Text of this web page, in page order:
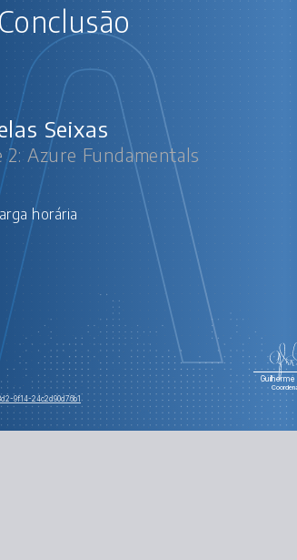
Seixas
Azure Fundamentals
Guilherme
9f14-24c2d90d76b1
AZ-900 parte 2: Azure
Scale
Containers Instances vs